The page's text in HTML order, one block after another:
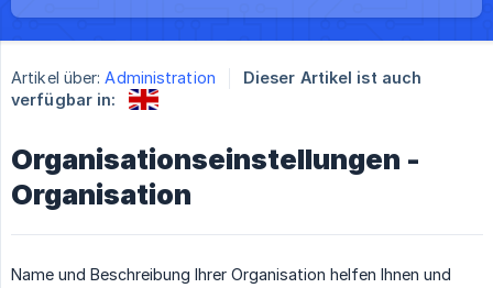
Artikel über: Administration
Dieser Artikel ist auch
verfügbar in:
Organisationseinstellungen -
Organisation
Name und Beschreibung Ihrer Organisation helfen Ihnen und